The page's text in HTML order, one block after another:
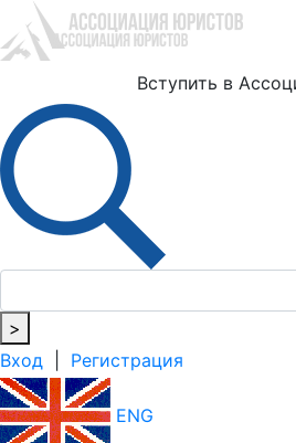
Вступить в
>
Вход
Регистрация
ENG